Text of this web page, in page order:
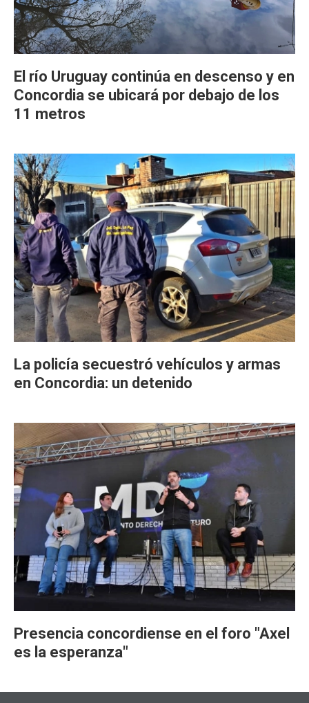
El río Uruguay continúa en descenso y en
Concordia se ubicará por debajo de los
11 metros
La policía secuestró vehículos y armas
en Concordia: un detenido
Presencia concordiense en el foro "Axel
es la esperanza"